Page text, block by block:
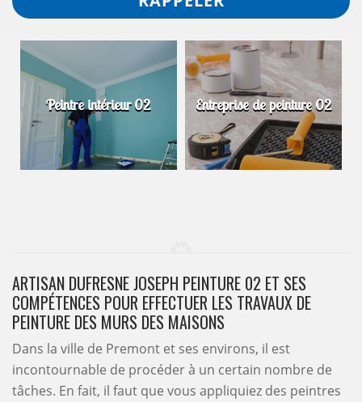
Peintre intérieur 02 Entreprise de peinture 02
ARTISAN DUFRESNE JOSEPH PEINTURE 02 ET SES
COMPÉTENCES POUR EFFECTUER LES TRAVAUX DE
PEINTURE DES MURS DES MAISONS
Dans la ville de Premont et ses environs, il est
incontournable de procéder à un certain nombre de
tâches. En fait, il faut que vous appliquiez des peintres